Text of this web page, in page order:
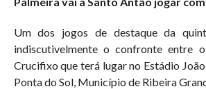
Um dos jogos de destaque da
indiscutivelmente o confronte entre
Crucifixo que terá lugar no Estádio
Ponta do Sol, Município de Ribeira